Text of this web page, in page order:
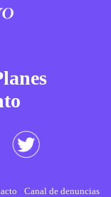
Canal de denuncias